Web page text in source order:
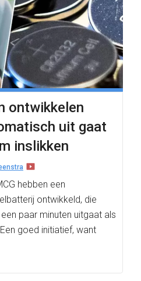
ontwikkelen
uit gaat
inslikken
hebben een
ontwikkeld, die
paar minuten uitgaat als
goed initiatief, want